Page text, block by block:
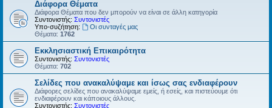
Διάφορα Θέματα
Διάφορα Θέματα που δεν μπορούν να είναι σε άλλη κατηγορία
Συντονιστής: Συντονιστές
Υπο-συζήτηση:
Οι συνταγές μας
Θέματα: 1762
Εκκλησιαστική Επικαιρότητα
Συντονιστής: Συντονιστές
Θέματα: 702
Σελίδες που ανακαλύψαμε και ίσως σας ενδιαφέρουν
Διάφορες σελίδες που ανακαλύψαμε εμείς, ή εσείς, και πιστεύουμε ότι
ενδιαφέρουν και κάποιους άλλους.
Συντονιστής: Συντονιστές